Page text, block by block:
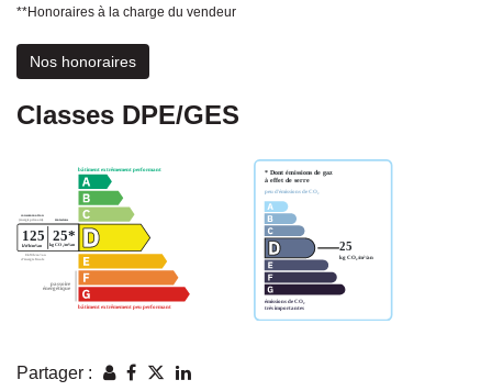
**Honoraires à la charge du vendeur
Nos honoraires
Classes DPE/GES
Partager :